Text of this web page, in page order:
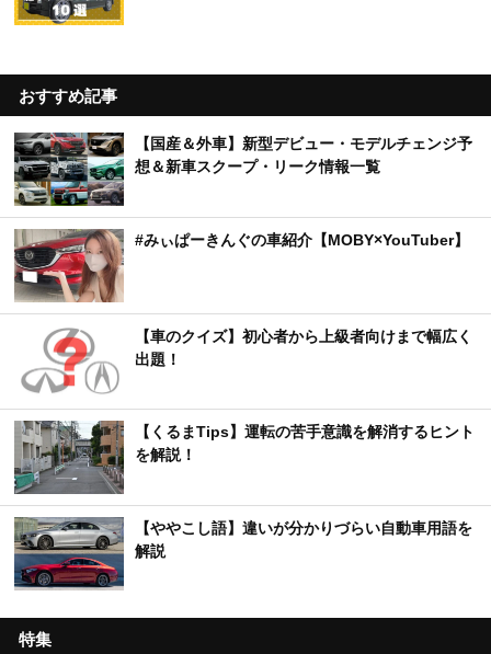
おすすめ記事
【国産＆外車】新型デビュー・モデルチェンジ予
想＆新車スクープ・リーク情報一覧
#みぃぱーきんぐの車紹介【MOBY×YouTuber】
【車のクイズ】初心者から上級者向けまで幅広く
出題！
【くるまTips】運転の苦手意識を解消するヒント
を解説！
【ややこし語】違いが分かりづらい自動車用語を
解説
特集